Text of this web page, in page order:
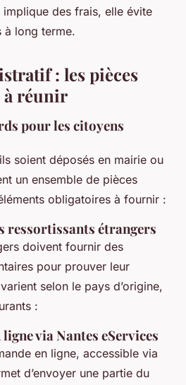
implique des frais, elle évite
à long terme.
: les pièces
à réunir
pour les citoyens
soient déposés en mairie ou
un ensemble de pièces
obligatoires à fournir :
ressortissants étrangers
doivent fournir des
pour prouver leur
selon le pays d’origine,
:
via Nantes eServices
en ligne, accessible via
d’envoyer une partie du